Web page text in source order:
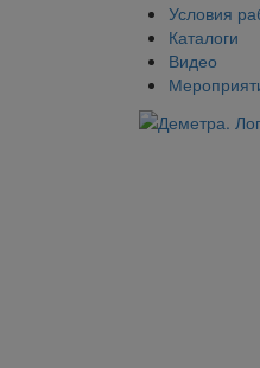
Условия
Каталоги
Видео